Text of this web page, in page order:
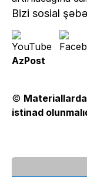
Bizi sosial
AzPost
©
istinad